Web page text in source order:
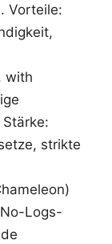
Vorteile:
with
strikte
Logs-